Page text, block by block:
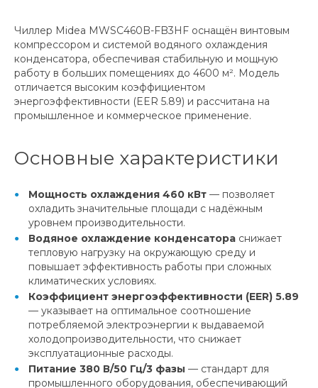
Чиллер Midea MWSC460B-FB3HF оснащён винтовым
компрессором и системой водяного охлаждения
конденсатора, обеспечивая стабильную и мощную
работу в больших помещениях до 4600 м². Модель
отличается высоким коэффициентом
энергоэффективности (EER 5.89) и рассчитана на
промышленное и коммерческое применение.
Основные характеристики
Мощность охлаждения 460 кВт — позволяет
охладить значительные площади с надёжным
уровнем производительности.
Водяное охлаждение конденсатора снижает
тепловую нагрузку на окружающую среду и
повышает эффективность работы при сложных
климатических условиях.
Коэффициент энергоэффективности (EER) 5.89
— указывает на оптимальное соотношение
потребляемой электроэнергии к выдаваемой
холодопроизводительности, что снижает
эксплуатационные расходы.
Питание 380 В/50 Гц/3 фазы — стандарт для
промышленного оборудования, обеспечивающий